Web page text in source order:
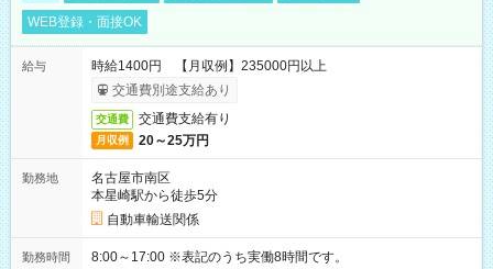
WEB登録・面接OK
給与
時給1400円 【月収例】235000円以上
交通費別途支給あり
交通費 交通費支給有り
月収例 20～25万円
勤務地
名古屋市南区
本星崎駅から徒歩5分
自動車輸送関係
勤務時間 8:00～17:00 ※表記のうち実働8時間です。